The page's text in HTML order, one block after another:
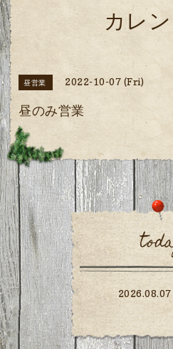
カレ
昼営業 2022-10-07 (Fri)
昼のみ営業